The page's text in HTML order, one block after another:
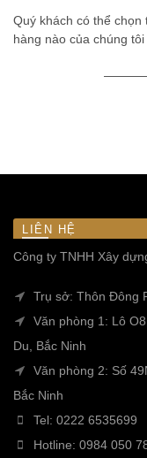
Quý khách có thể
hàng nào của chúng
LIÊN HỆ
Công ty TNHH Xây
Trụ sở: Thôn Đông
Văn phòng 1: Lô
Du, Bắc Ninh
Văn phòng 2: Số
Bắc Ninh
Tel: 0222 6535699
Hotline: 0984 050